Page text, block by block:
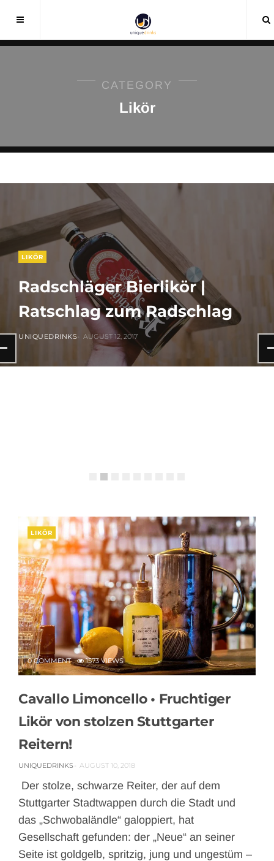
CATEGORY
Likör
LIKÖR
Radschläger Bierlikör |
Ratschlag zum Radschlag
UNIQUEDRINKS AUGUST 12, 2017
LIKÖR
0 COMMENT 1573 VIEWS
Cavallo Limoncello • Fruchtiger
Likör von stolzen Stuttgarter
Reitern!
UNIQUEDRINKS AUGUST 10, 2018
Der stolze, schwarze Reiter, der auf dem
Stuttgarter Stadtwappen durch die Stadt und
das „Schwobaländle“ galoppiert, hat
Gesellschaft gefunden: der „Neue“ an seiner
Seite ist goldgelb, spritzig, jung und ungestüm –